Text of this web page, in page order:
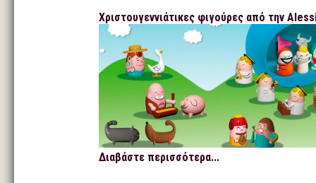
Χριστουγεννιάτικες φιγούρες από την
Διαβάστε περισσότερα...